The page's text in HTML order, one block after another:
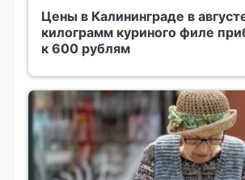
Цены в Калининграде в
килограмм куриного филе
к 600 рублям